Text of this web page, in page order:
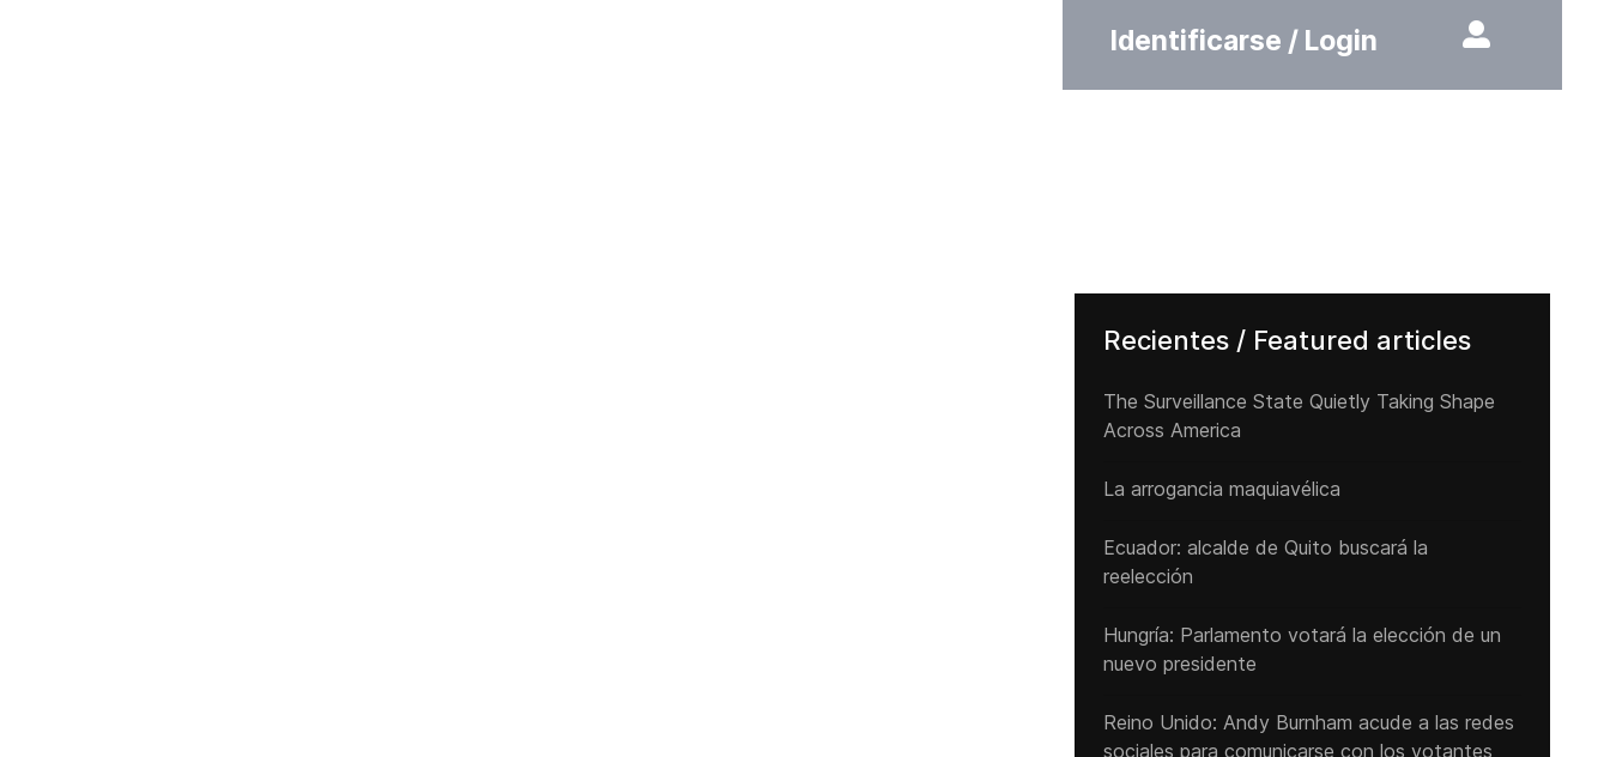
Identificarse / Login
Recientes / Featured articles
The Surveillance State Quietly Taking Shape
Across America
La arrogancia maquiavélica
Ecuador: alcalde de Quito buscará la
reelección
Hungría: Parlamento votará la elección de un
nuevo presidente
Reino Unido: Andy ‌Burnham acude a las redes
sociales para comunicarse con los votantes